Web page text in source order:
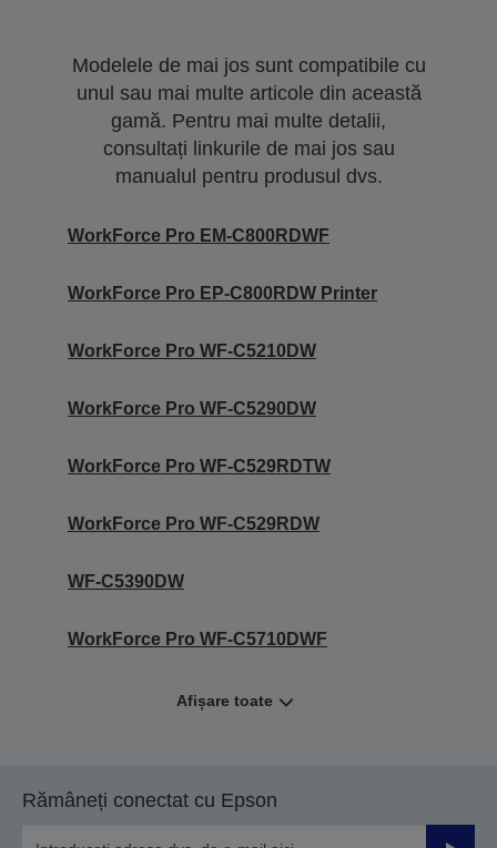
Modelele de mai jos sunt compatibile cu
unul sau mai multe articole din această
gamă. Pentru mai multe detalii,
consultați linkurile de mai jos sau
manualul pentru produsul dvs.
WorkForce Pro EM-C800RDWF
WorkForce Pro EP-C800RDW Printer
WorkForce Pro WF-C5210DW
WorkForce Pro WF-C5290DW
WorkForce Pro WF-C529RDTW
WorkForce Pro WF-C529RDW
WF-C5390DW
WorkForce Pro WF-C5710DWF
Afișare toate
Rămâneți conectat cu Epson